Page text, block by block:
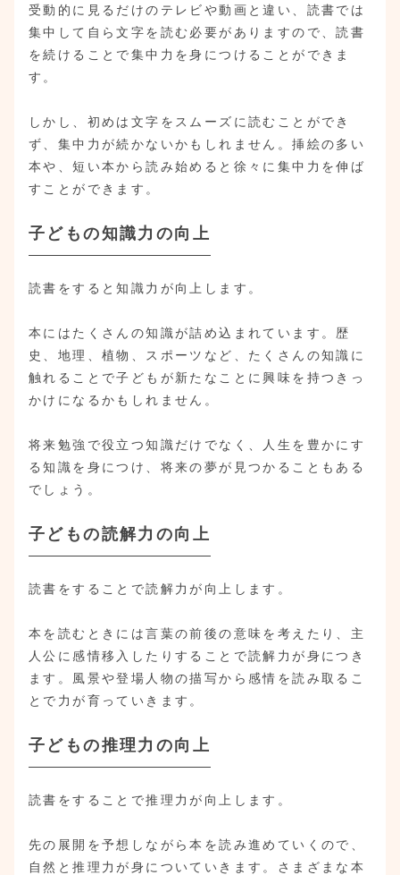
受動的に見るだけのテレビや動画と違い、読書では
集中して自ら文字を読む必要がありますので、読書
を続けることで集中力を身につけることができま
す。
しかし、初めは文字をスムーズに読むことができ
ず、集中力が続かないかもしれません。挿絵の多い
本や、短い本から読み始めると徐々に集中力を伸ば
すことができます。
子どもの知識力の向上
読書をすると知識力が向上します。
本にはたくさんの知識が詰め込まれています。歴
史、地理、植物、スポーツなど、たくさんの知識に
触れることで子どもが新たなことに興味を持つきっ
かけになるかもしれません。
将来勉強で役立つ知識だけでなく、人生を豊かにす
る知識を身につけ、将来の夢が見つかることもある
でしょう。
子どもの読解力の向上
読書をすることで読解力が向上します。
本を読むときには言葉の前後の意味を考えたり、主
人公に感情移入したりすることで読解力が身につき
ます。風景や登場人物の描写から感情を読み取るこ
とで力が育っていきます。
子どもの推理力の向上
読書をすることで推理力が向上します。
先の展開を予想しながら本を読み進めていくので、
自然と推理力が身についていきます。さまざまな本